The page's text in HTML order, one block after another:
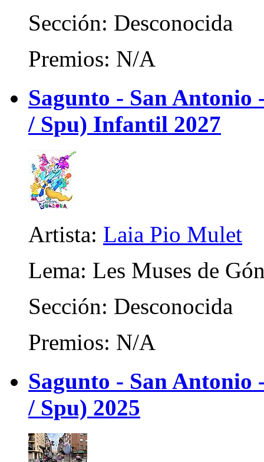
Sección: Desconocida
Premios: N/A
Sagunto - San
/ Spu) Infantil 2027
Artista: Laia Pio Mulet
Lema: Les Muses de
Sección: Desconocida
Premios: N/A
Sagunto - San
/ Spu) 2025